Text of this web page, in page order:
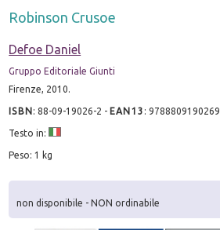
Robinson Crusoe
Defoe Daniel
Gruppo Editoriale Giunti
Firenze, 2010.
ISBN:88-09-19026-2 - EAN13 :9788809190269
Testo in:
Peso: 1 kg
non disponibile - NON ordinabile